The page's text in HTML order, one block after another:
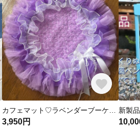
3,950円